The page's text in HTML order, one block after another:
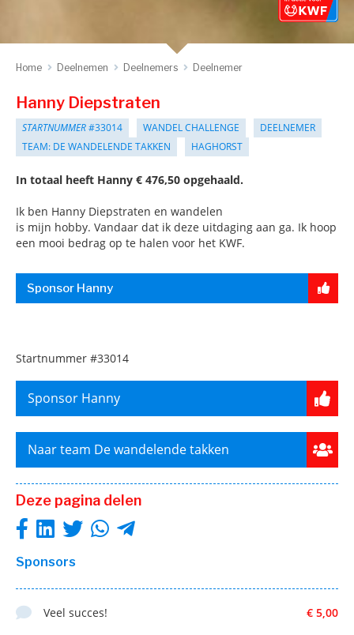
Home Deelnemen Deelnemers Deelnemer
Hanny Diepstraten
STARTNUMMER#33014 WANDEL CHALLENGE
DEELNEMER
TEAM: DE WANDELENDE TAKKEN
HAGHORST
In totaal heeft Hanny € 476,50 opgehaald.
Ik ben Hanny Diepstraten en wandelen
is mijn hobby. Vandaar dat ik deze uitdaging aan ga. Ik hoop
een mooi bedrag op te halen voor het KWF.
Sponsor Hanny
Startnummer #33014
Sponsor Hanny
Naar team De wandelende takken
Deze pagina delen
Sponsors
€ 5,00
Veel succes!